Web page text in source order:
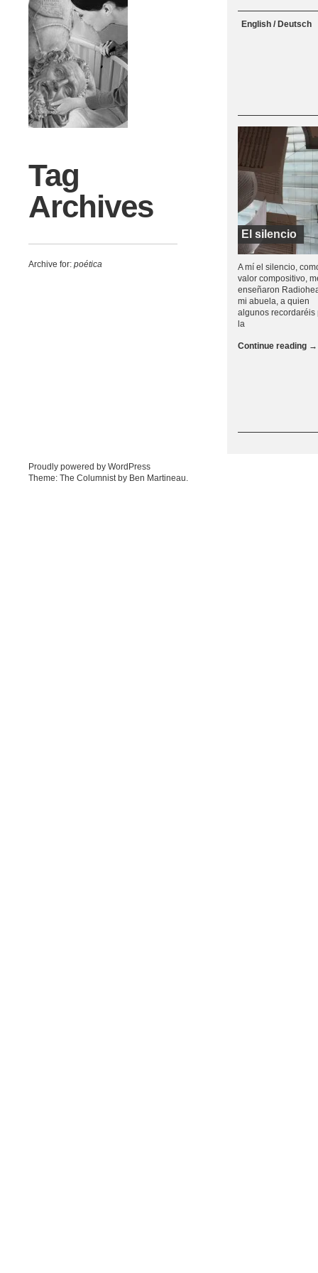
Tag
Archives
Archive for: poética
Skip to content
English / Deutsch
El silencio
A mí el silencio,
valor compositivo,
enseñaron
mi abuela, a quien
algunos recordaréis
la
Continue reading →
Proudly powered by WordPress
Theme: The Columnist by Ben Martineau.